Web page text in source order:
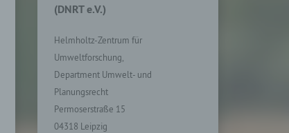
(DNRT e.V.)
Helmholtz-Zentrum für
Umweltforschung,
Department Umwelt- und
Planungsrecht
Permoserstraße 15
04318 Leipzig